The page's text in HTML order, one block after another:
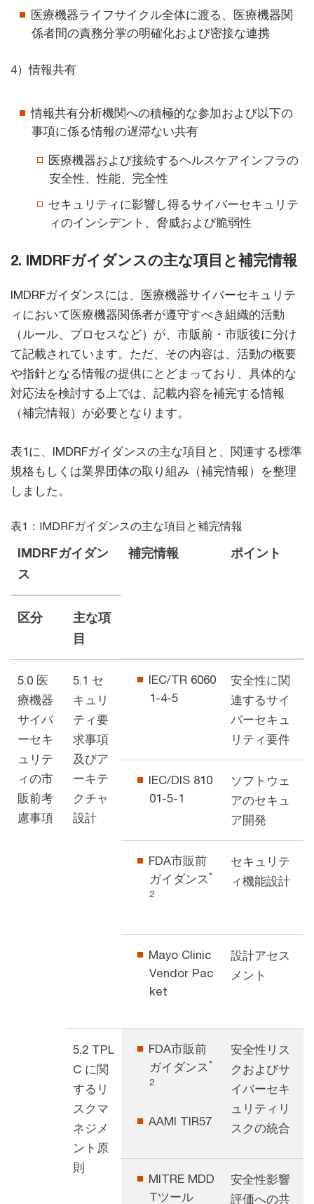
医療機器ライフサイクル全体に渡る、医療機器関
係者間の責務分掌の明確化および密接な連携
4）情報共有
情報共有分析機関への積極的な参加および以下の
事項に係る情報の遅滞ない共有
医療機器および接続するヘルスケアインフラの
安全性、性能、完全性
セキュリティに影響し得るサイバーセキュリテ
ィのインシデント、脅威および脆弱性
2. IMDRFガイダンスの主な項目と補完情報
IMDRFガイダンスには、医療機器サイバーセキュリテ
ィにおいて医療機器関係者が遵守すべき組織的活動
（ルール、プロセスなど）が、市販前・市販後に分け
て記載されています。ただ、その内容は、活動の概要
や指針となる情報の提供にとどまっており、具体的な
対応法を検討する上では、記載内容を補完する情報
（補完情報）が必要となります。
表1に、IMDRFガイダンスの主な項目と、関連する標準
規格もしくは業界団体の取り組み（補完情報）を整理
しました。
表1：IMDRFガイダンスの主な項目と補完情報
IMDRFガイダン
ス
補完情報 ポイント
区分
主な項
目
5.0 医
療機器
サイバ
ーセキ
ュリテ
ィの市
販前考
慮事項
5.1 セ
キュリ
ティ要
求事項
及びア
ーキテ
クチャ
設計
IEC/TR 6060
1-4-5
安全性に関
連するサイ
バーセキュ
リティ要件
IEC/DIS 810
01-5-1
ソフトウェ
アのセキュ
ア開発
FDA市販前
ガイダンス*
2
セキュリテ
ィ機能設計
Mayo Clinic
Vendor Pac
ket
設計アセス
メント
5.2 TPL
C に関
するリ
スクマ
ネジメ
ント原
則
FDA市販前
ガイダンス*
2
AAMI TIR57
安全性リス
クおよびサ
イバーセキ
ュリティリ
スクの統合
MITRE MDD
Tツール
安全性影響
評価への共